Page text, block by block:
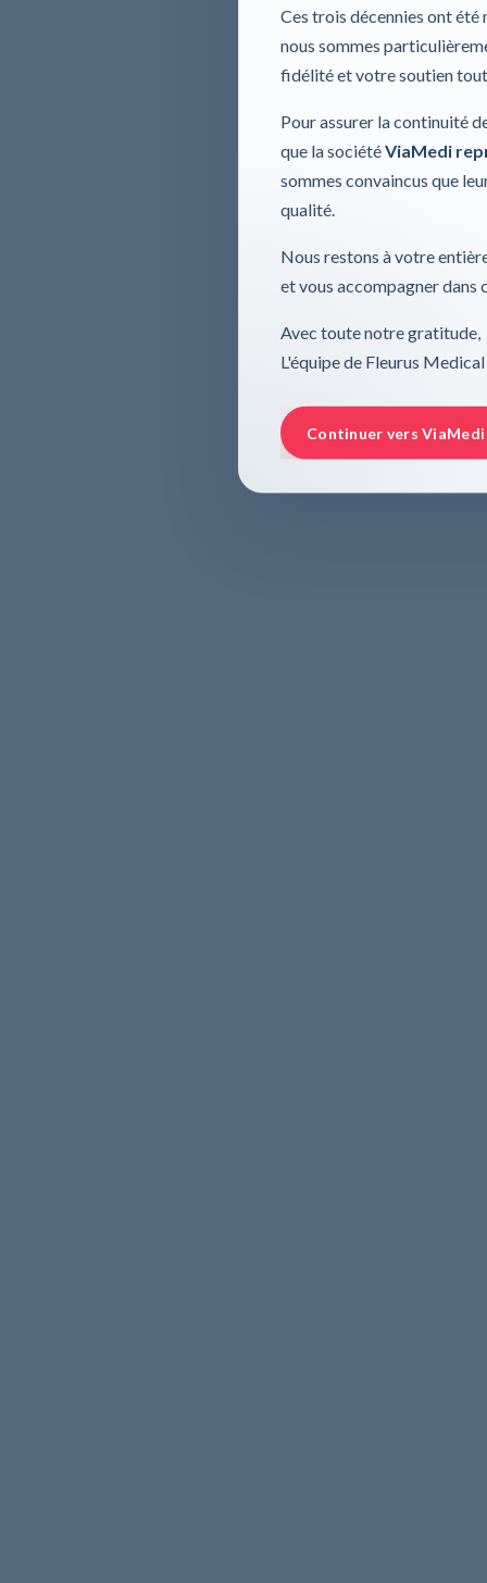
Ces trois décennies ont
nous sommes
fidélité et votre soutien
Pour assurer la continuité
que la sociétéViaMedi
sommes convaincus que
qualité.
Nous restons à votre
et vous accompagner dans
Avec toute notre gratitude,
L'équipe de Fleurus Medical
Continuer vers ViaMedi